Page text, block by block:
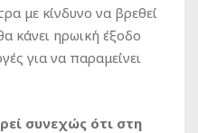
με κίνδυνο να βρεθεί
κάνει ηρωική έξοδο
για να παραμείνει
συνεχώς ότι στη